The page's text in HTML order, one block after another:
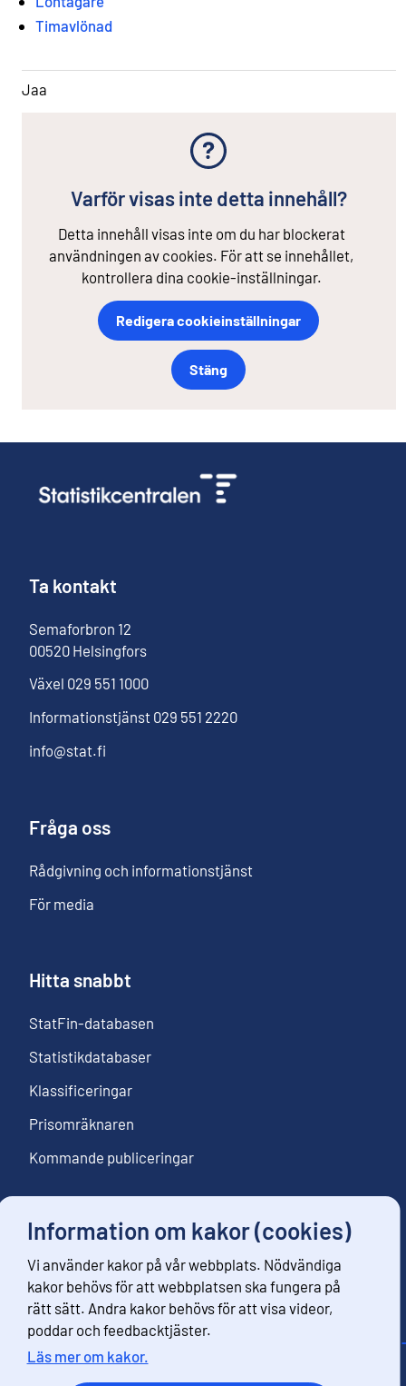
Information om kakor (cookies)
Vi använder kakor på vår webbplats. Nödvändiga
kakor behövs för att webbplatsen ska fungera på
rätt sätt. Andra kakor behövs för att visa videor,
poddar och feedbacktjäster.
Läs mer om kakor.
Timavlönad
Jaa
Varför visas inte detta innehåll?
Detta innehåll visas inte om du har blockerat
användningen av cookies. För att se innehållet,
kontrollera dina cookie-inställningar.
Redigera cookieinställningar
Stäng
Ta kontakt
Semaforbron 12
00520 Helsingfors
Växel 029 551 1000
Informationstjänst 029 551 2220
info@stat.fi
Fråga oss
Rådgivning och informationstjänst
För media
Hitta snabbt
StatFin-databasen
Statistikdatabaser
Klassificeringar
Prisomräknaren
Kommande publiceringar
Följ oss
Beställ nyhetsbrev